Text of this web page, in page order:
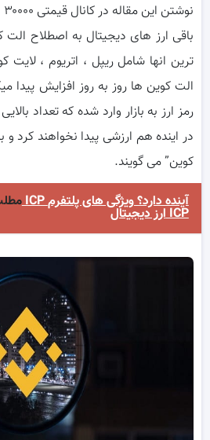
باقی ارز های دیجیتال به اصطلاح
ترین انها شامل ریپل ، اتریوم ،
رمز ارز به بازار وارد شده که تعداد
در اینده هم ارزشی پیدا نخواهند کرد
کوین” می گویند.
ارز دیجیتال ICP